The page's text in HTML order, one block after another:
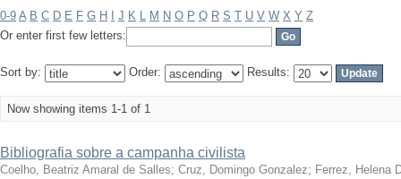
0-9 A B C D E F G H J K L M N O P Q R S T U V W X Y Z
Or enter first few letters:
Sort by: Order: Results:
Now showing items 1-1 of 1
Bibliografia sobre a campanha civilista
Coelho, Beatriz Amaral de Salles; Cruz, Domingo Gonzalez; Ferrez, Helena